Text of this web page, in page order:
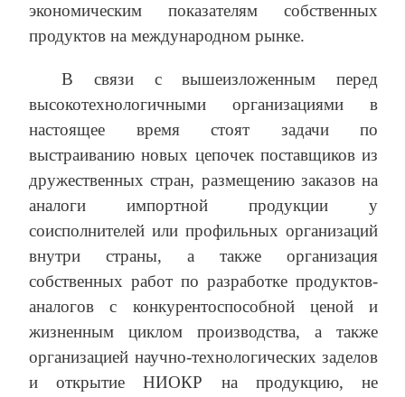
экономическим показателям собственных
продуктов на международном рынке.
В связи с вышеизложенным перед
высокотехнологичными организациями в
настоящее время стоят задачи по
выстраиванию новых цепочек поставщиков из
дружественных стран, размещению заказов на
аналоги импортной продукции у
соисполнителей или профильных организаций
внутри страны, а также организация
собственных работ по разработке продуктов-
аналогов с конкурентоспособной ценой и
жизненным циклом производства, а также
организацией научно-технологических заделов
и открытие НИОКР на продукцию, не